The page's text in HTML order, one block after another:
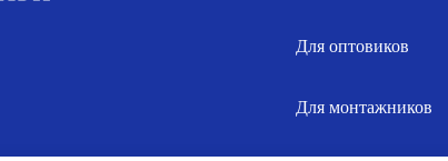
Для оптовиков
Для монтажников